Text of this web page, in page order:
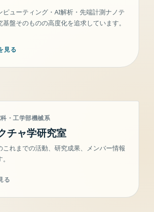
ピューティング・AI解析・先端計測ナノテ
盤そのものの高度化を追求しています。
見る
・工学部機械系
チャ学研究室
これまでの活動、研究成果、メンバー情報
る